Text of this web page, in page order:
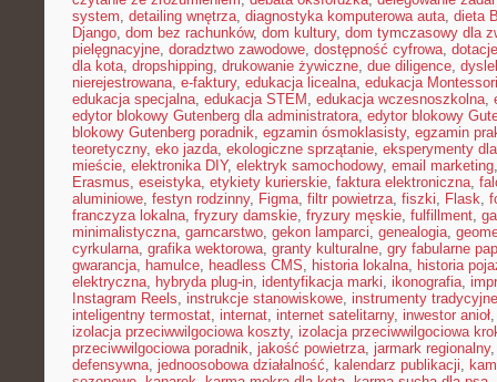
system, detailing wnętrza, diagnostyka komputerowa auta, dieta
Django, dom bez rachunków, dom kultury, dom tymczasowy dla
pielęgnacyjne, doradztwo zawodowe, dostępność cyfrowa,
dla kota, dropshipping, drukowanie żywiczne, due diligence,
nierejestrowana, e-faktury, edukacja licealna, edukacja Montessori
edukacja specjalna, edukacja STEM , edukacja wczesnoszkolna,
edytor blokowy Gutenberg dla administratora, edytor blokowy
blokowy Gutenberg poradnik, egzamin ósmoklasisty, egzamin
teoretyczny, eko jazda, ekologiczne sprzątanie, eksperymenty
mieście, elektronika DIY, elektryk samochodowy, email marketing
Erasmus, eseistyka, etykiety kurierskie, faktura elektroniczna,
aluminiowe, festyn rodzinny, Figma, filtr powietrza, fiszki, Flask,
franczyza lokalna, fryzury damskie, fryzury męskie, fulfillment,
minimalistyczna, garncarstwo, gekon lamparci, genealogia,
cyrkularna, grafika wektorowa, granty kulturalne, gry fabularne
gwarancja, hamulce, headless CMS, historia lokalna, historia
elektryczna, hybryda plug-in, identyfikacja marki, ikonografia,
Instagram Reels, instrukcje stanowiskowe, instrumenty tradycyjne
inteligentny termostat, internat, internet satelitarny, inwestor anioł
izolacja przeciwwilgociowa koszty, izolacja przeciwwilgociowa
przeciwwilgociowa poradnik, jakość powietrza, jarmark regionalny
defensywna, jednoosobowa działalność, kalendarz publikacji,